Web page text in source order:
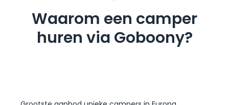
Waarom een camper
huren via Goboony?